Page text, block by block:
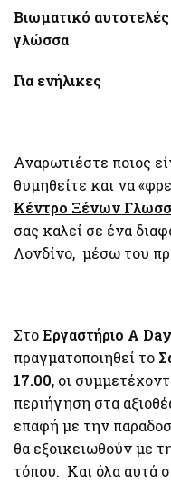
Βιωματικό
γλώσσα
Για ενήλικες
Αναρωτιέστε ποιος
θυμηθείτε και να
Κέντρο Ξένων
σας καλεί σε ένα
Λονδίνο, μέσω του
ΣτοΕργαστήριο A D
πραγματοποιηθεί το
17.00, οι
περιήγηση στα
επαφή με την
θα εξοικειωθούν με
τόπου. Και όλα αυτά